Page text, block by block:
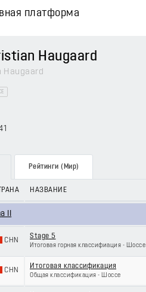
платформа
Haugaard
Haugaard
Рейтинги (Мир)
НАЗВАНИЕ
II
CHN
Stage 5
Итоговая горная классифиация - Шоссе
CHN
Итоговая классификация
Общая классификация - Шоссе